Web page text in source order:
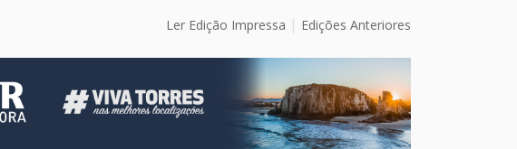
Ler Edição Impressa Edições Anteriores